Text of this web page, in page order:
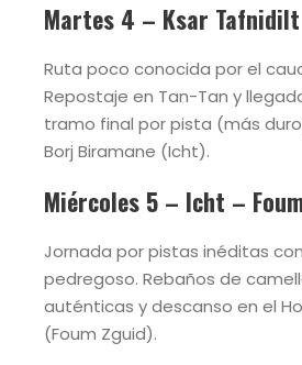
Martes 4 – Ksar
Ruta poco conocida por el
Repostaje en Tan-Tan y
tramo final por pista (más
Borj Biramane (Icht).
Miércoles 5 – Icht –
Jornada por pistas inéditas
pedregoso. Rebaños de
auténticas y descanso en el
(Foum Zguid).